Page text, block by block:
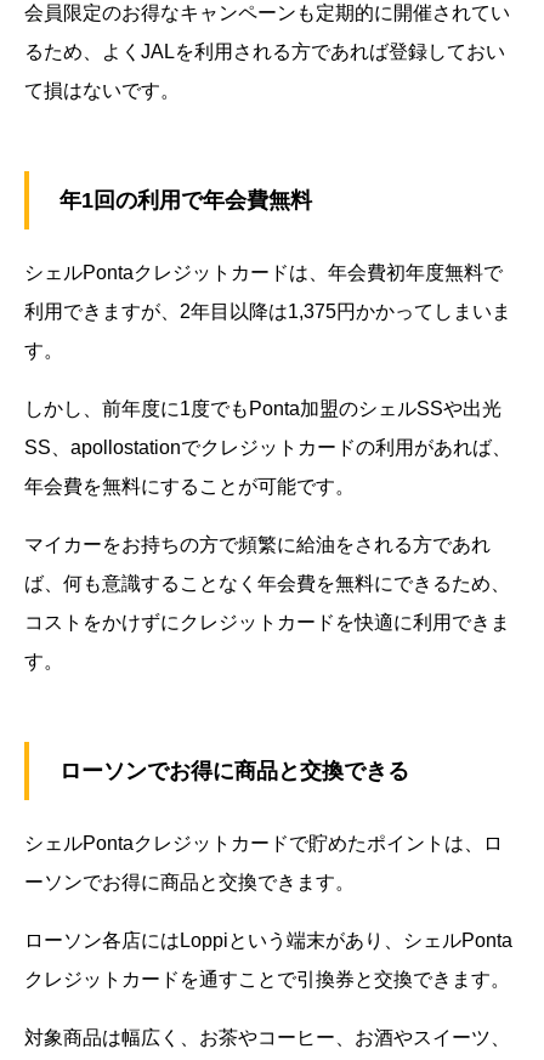
会員限定のお得なキャンペーンも定期的に開催されてい
るため、よくJALを利用される方であれば登録しておい
て損はないです。
年1回の利用で年会費無料
シェルPontaクレジットカードは、年会費初年度無料で
利用できますが、2年目以降は1,375円かかってしまいま
す。
しかし、前年度に1度でもPonta加盟のシェルSSや出光
SS、apollostationでクレジットカードの利用があれば、
年会費を無料にすることが可能です。
マイカーをお持ちの方で頻繁に給油をされる方であれ
ば、何も意識することなく年会費を無料にできるため、
コストをかけずにクレジットカードを快適に利用できま
す。
ローソンでお得に商品と交換できる
シェルPontaクレジットカードで貯めたポイントは、ロ
ーソンでお得に商品と交換できます。
ローソン各店にはLoppiという端末があり、シェルPonta
クレジットカードを通すことで引換券と交換できます。
対象商品は幅広く、お茶やコーヒー、お酒やスイーツ、